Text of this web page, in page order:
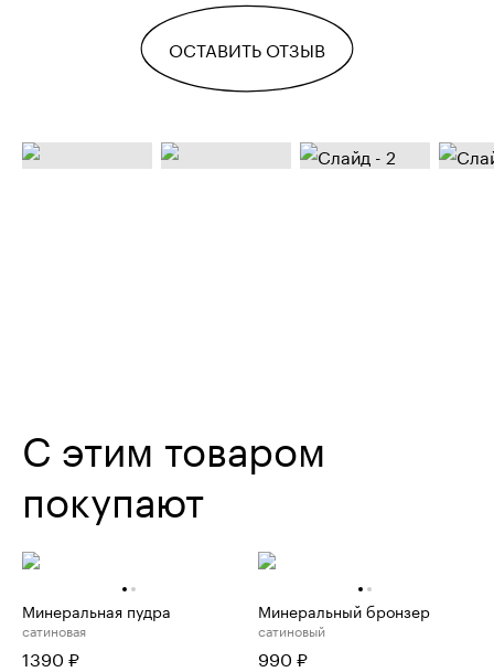
ОСТАВИТЬ ОТЗЫВ
С этим товаром
покупают
Минеральная пудра
сатиновая
1390 ₽
Минеральный бронзер
сатиновый
990 ₽